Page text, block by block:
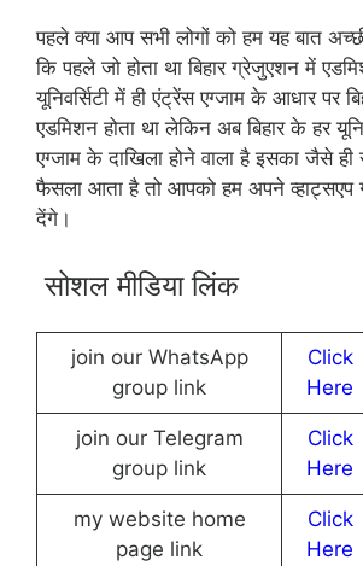
पहले क्या आप सभी लोगों को हम यह बात
कि पहले जो होता था बिहार ग्रेजुएशन में
यूनिवर्सिटी में ही एंट्रेंस एग्जाम के आधार पर
एडमिशन होता था लेकिन अब बिहार के हर
एग्जाम के दाखिला होने वाला है इसका जैसे
फैसला आता है तो आपको हम अपने
देंगे।
सोशल मीडिया लिंक
join our WhatsApp
group link
Click
Here
join our Telegram
group link
Click
Here
my website home
page link
Click
Here